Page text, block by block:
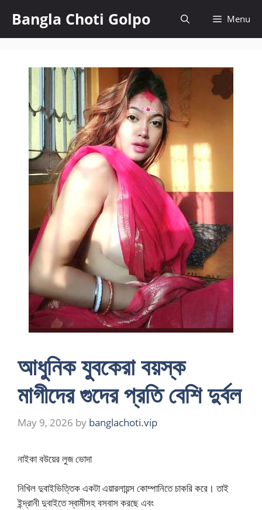
content
Bangla Choti Golpo Menu
আধুনিক যুবকেরা বয়স্ক
মাগীদের গুদের প্রতি বেশি দুর্বল
May 9, 2026 by banglachoti.vip
নাইকা বউয়ের লুজ ভোদা
নিখিল দুবাইভিত্তিক একটা এয়ারলায়ন্স কোম্পানিতে চাকরি করে। তাই
ইন্দ্রানী দুবাইতে স্বামীসহ বসবাস করছে এবং